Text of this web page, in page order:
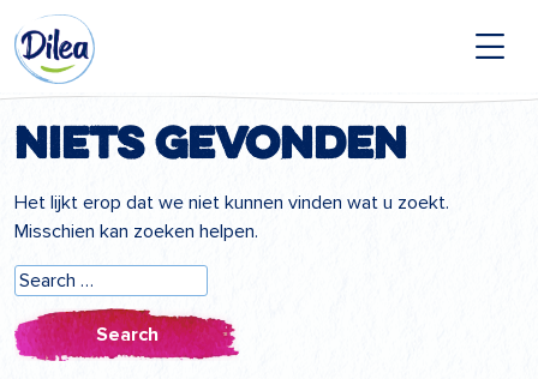
inhoud
Dilea
Zero
Lactose
Niets gevonden
Het lijkt erop dat we niet kunnen vinden wat u zoekt.
Misschien kan zoeken helpen.
Search